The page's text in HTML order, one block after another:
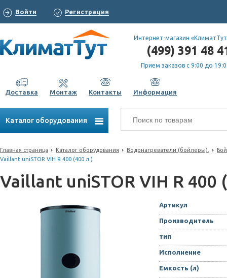
Войти Регистрация
Интернет-магазин
(499) 391 48
Прием заказов с 9:00 до
Доставка Монтаж Контакты Информация
Каталог оборудования
Главная страница Каталог оборудования Водонагреватели (бойлеры).
Vaillant uniSTOR VIH R 400 (400 л.)
Vaillant uniSTOR VIH R 400
Артикул
Производитель
тип
Исполнение
Емкость (л)